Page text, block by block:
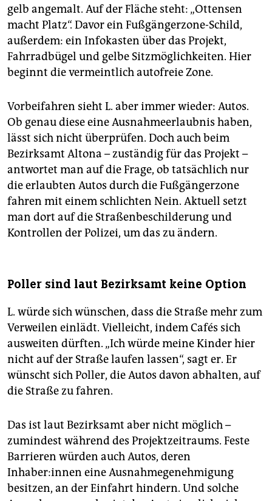
gelb angemalt. Auf der Fläche steht: „Ottensen
macht Platz“. Davor ein Fußgängerzone-Schild,
außerdem: ein Infokasten über das Projekt,
Fahrradbügel und gelbe Sitzmöglichkeiten. Hier
beginnt die vermeintlich autofreie Zone.
Vorbeifahren sieht L. aber immer wieder: Autos.
Ob genau diese eine Ausnahmeerlaubnis haben,
lässt sich nicht überprüfen. Doch auch beim
Bezirksamt Altona – zuständig für das Projekt –
antwortet man auf die Frage, ob tatsächlich nur
die erlaubten Autos durch die Fußgängerzone
fahren mit einem schlichten Nein. Aktuell setzt
man dort auf die Straßenbeschilderung und
Kontrollen der Polizei, um das zu ändern.
Poller sind laut Bezirksamt keine Option
L. würde sich wünschen, dass die Straße mehr zum
Verweilen einlädt. Vielleicht, indem Cafés sich
ausweiten dürften. „Ich würde meine Kinder hier
nicht auf der Straße laufen lassen“, sagt er. Er
wünscht sich Poller, die Autos davon abhalten, auf
die Straße zu fahren.
Das ist laut Bezirksamt aber nicht möglich –
zumindest während des Projektzeitraums. Feste
Barrieren würden auch Autos, deren
Inhaber:innen eine Ausnahmegenehmigung
besitzen, an der Einfahrt hindern. Und solche